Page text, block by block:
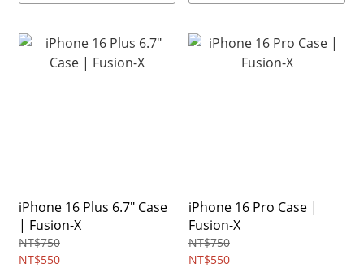
iPhone 16 Plus 6.7" Case
| Fusion-X
NT$750
NT$550
iPhone 16 Pro Case |
Fusion-X
NT$750
NT$550